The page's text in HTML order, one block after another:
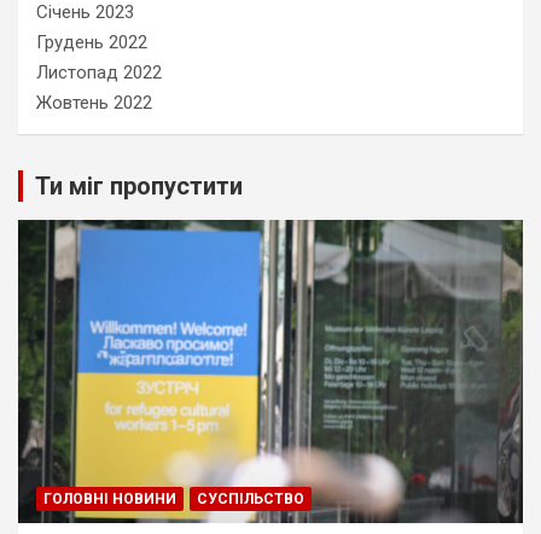
Січень 2023
Грудень 2022
Листопад 2022
Жовтень 2022
Ти міг пропустити
ГОЛОВНІ НОВИНИ СУСПІЛЬСТВО